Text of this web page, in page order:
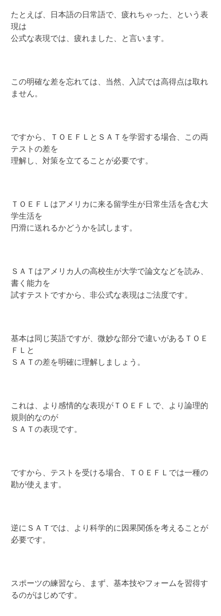
たとえば、日本語の日常語で、疲れちゃった、という表
現は
公式な表現では、疲れました、と言います。
この明確な差を忘れては、当然、入試では高得点は取れ
ません。
ですから、ＴＯＥＦＬとＳＡＴを学習する場合、この両
テストの差を
理解し、対策を立てることが必要です。
ＴＯＥＦＬはアメリカに来る留学生が日常生活を含む大
学生活を
円滑に送れるかどうかを試します。
ＳＡＴはアメリカ人の高校生が大学で論文などを読み、
書く能力を
試すテストですから、非公式な表現はご法度です。
基本は同じ英語ですが、微妙な部分で違いがあるＴＯＥ
ＦＬと
ＳＡＴの差を明確に理解しましょう。
これは、より感情的な表現がＴＯＥＦＬで、より論理的
規則的なのが
ＳＡＴの表現です。
ですから、テストを受ける場合、ＴＯＥＦＬでは一種の
勘が使えます。
逆にＳＡＴでは、より科学的に因果関係を考えることが
必要です。
スポーツの練習なら、まず、基本技やフォームを習得す
るのがはじめです。